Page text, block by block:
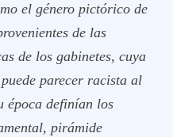
el género pictórico de
de las
de los gabinetes, cuya
parecer racista al
época definían los
pirámide